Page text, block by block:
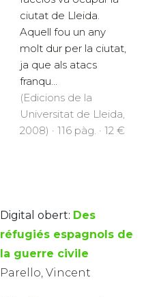
ciutat de Lleida.
Aquell fou un any
molt dur per la ciutat,
ja que als atacs
franqu...
(Edicions de la
Universitat de Lleida,
2008) · 116 pàg. · 12 €
Digital obert: Des
réfugiés espagnols de
la guerre civile
Parello, Vincent